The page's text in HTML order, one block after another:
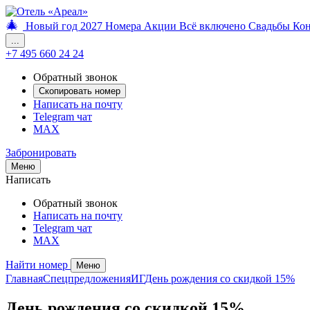
🎄 Новый год 2027 Номера Акции Всё включено Свадьбы
...
+7 495 660 24 24
Обратный звонок
Скопировать номер
Написать на почту
Telegram чат
MAX
Забронировать
Меню
Написать
Обратный звонок
Написать на почту
Telegram чат
MAX
Найти номер Меню
ГлавнаяСпецпредложенияИГДень рождения со скидкой 15%